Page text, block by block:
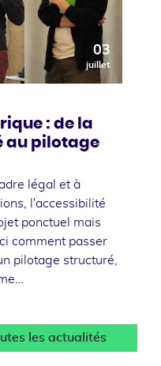
03
juillet
: de la
au pilotage
légal et à
l'accessibilité
ponctuel mais
comment passer
pilotage structuré,
les actualités